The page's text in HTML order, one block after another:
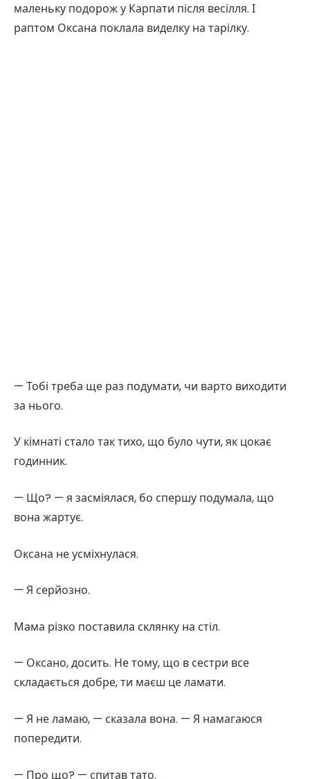
маленьку подорож у Карпати після весілля. І
раптом Оксана поклала виделку на тарілку.
— Тобі треба ще раз подумати, чи варто виходити
за нього.
У кімнаті стало так тихо, що було чути, як цокає
годинник.
— Що? — я засміялася, бо спершу подумала, що
вона жартує.
Оксана не усміхнулася.
— Я серйозно.
Мама різко поставила склянку на стіл.
— Оксано, досить. Не тому, що в сестри все
складається добре, ти маєш це ламати.
— Я не ламаю, — сказала вона. — Я намагаюся
попередити.
— Про що? — спитав тато.